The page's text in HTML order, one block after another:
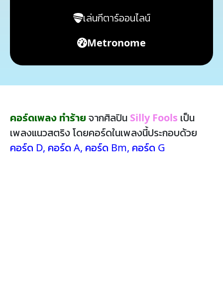
เล่นกีตาร์ออนไลน์
Metronome
คอร์ดเพลง ทำร้าย จากศิลปิน Silly Fools เป็น
เพลงแนวสตริง โดยคอร์ดในเพลงนี้ประกอบด้วย
คอร์ด D, คอร์ด A, คอร์ด Bm, คอร์ด G